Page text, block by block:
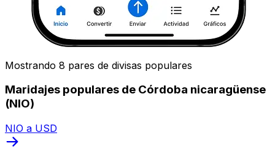
Mostrando 8 pares de divisas populares
Maridajes populares de Córdoba nicaragüense
(NIO)
NIO a USD